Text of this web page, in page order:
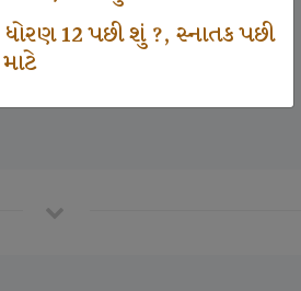
12 પછી શું ?, સ્નાતક પછી